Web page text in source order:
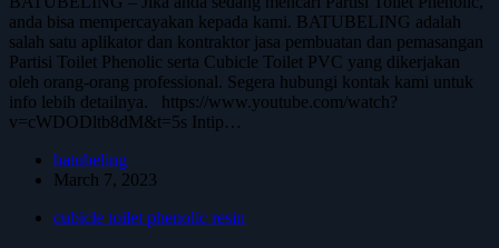
anda bisa mempercayakan kepada kami. BATUBELING adalah
salah satu aplikator dan kontraktor jasa pembuatan dan pemasangan
Partisi Toilet Phenolic serta Cubicle Toilet PVC yang dikerjakan
oleh orang-orang professional. Segera hubungi kontak kami untuk
info lebih detailnya. https://www.youtube.com/watch?
v=cWDODltb8dM&t=5s Intip…
batubeling
March 7, 2023
cubicle toilet phenolic resin